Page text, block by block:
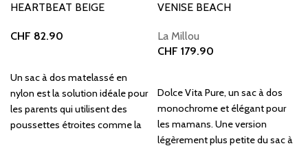
HEARTBEAT BEIGE
CHF 82.90
Un sac à dos matelassé en
nylon est la solution idéale pour
les parents qui utilisent des
poussettes étroites comme la
VENISE BEACH
La Millou
CHF 179.90
Dolce Vita Pure, un sac à dos
monochrome et élégant pour
les mamans. Une version
légèrement plus petite du sac à